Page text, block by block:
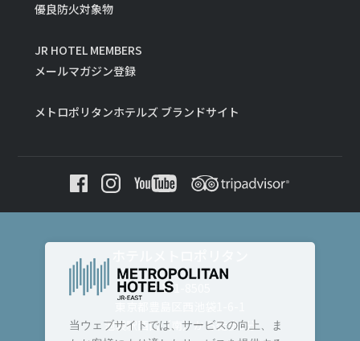
優良防火対象物
JR HOTEL MEMBERS
メールマガジン登録
メトロポリタンホテルズ ブランドサイト
〒171-8505
池袋駅西口（南）から徒歩3分
当ウェブサイトでは、サービスの向上、ま